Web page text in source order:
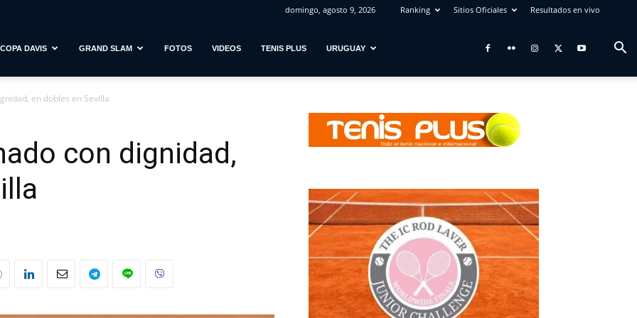
domingo, agosto 9, 2026 Ranking Sitios Oficiales Resultados en vivo
COPA DAVIS GRAND SLAM FOTOS VIDEOS TENIS PLUS URUGUAY
en dobles en Sevilla
con dignidad,